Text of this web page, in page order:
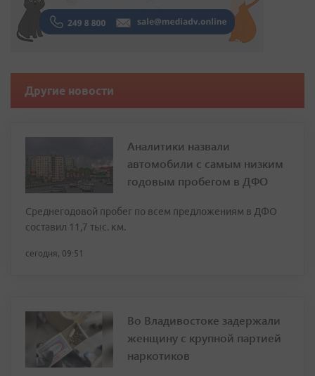
Другие новости
Аналитики назвали
автомобили с самым низким
годовым пробегом в ДФО
Среднегодовой пробег по всем предложениям в ДФО
составил 11,7 тыс. км.
сегодня, 09:51
Во Владивостоке задержали
женщину с крупной партией
наркотиков